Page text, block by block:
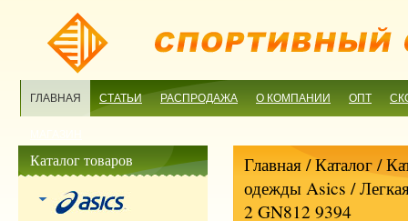
ГЛАВНАЯ СТАТЬИ РАСПРОДАЖА О КОМПАНИИ ОПТ
Главная/ Каталог /
одежды Asics /
2 GN812 9394
Каталог товаров